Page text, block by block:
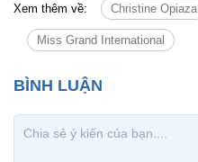
Xem thêm về: Christine Opiaza
Miss Grand International